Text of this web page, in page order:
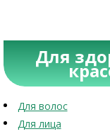
Для
Для волос
Для лица